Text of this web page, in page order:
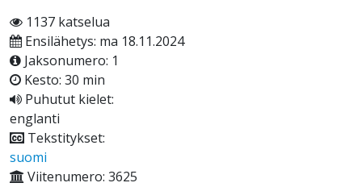
1137 katselua
Ensilähetys: ma 18.11.2024
Jaksonumero: 1
Kesto: 30 min
Puhutut kielet:
englanti
Tekstitykset:
suomi
Viitenumero: 3625